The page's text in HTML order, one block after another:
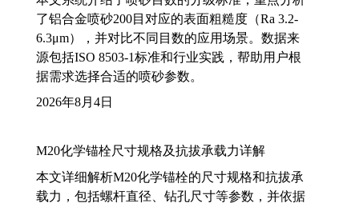
了铝合金喷砂200目对应的表面粗糙度（Ra 3.2-
6.3μm），并对比不同目数的应用场景。数据来
源包括ISO 8503-1标准和行业实践，帮助用户根
据需求选择合适的喷砂参数。
2026年8月4日
M20化学锚栓尺寸规格及抗拔承载力详解
本文详细解析M20化学锚栓的尺寸规格和抗拔承
载力，包括螺杆直径、钻孔尺寸等参数，并依据